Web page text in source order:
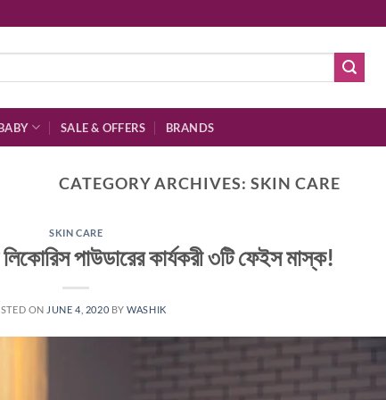
SALE & OFFERS BRANDS
CATEGORY ARCHIVES: SKIN CARE
SKIN CARE
লিকোরিস পাউডারের কার্যকরী ৩টি ফেইস মাস্ক!
ON JUNE 4, 2020 BYWASHIK